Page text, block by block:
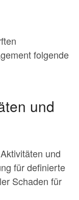
folgende
und
und
für definierte
Schaden für